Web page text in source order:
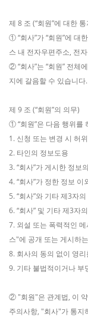
제 8 조 (“회원”에 대한 통
① “회사”가 “회원”에 대
스 내 전자우편주소, 전
② “회사”는 “회원” 전체
지에 갈음할 수 있습니다.
제 9 조 (“회원”의 의무)
① “회원”은 다음 행위를
1. 신청 또는 변경 시 허
2. 타인의 정보도용
3. “회사”가 게시한 정보
4. “회사”가 정한 정보
5. “회사”와 기타 제3자
6. “회사” 및 기타 제3자
7. 외설 또는 폭력적인
스"에 공개 또는 게시하
8. 회사의 동의 없이 영
9. 기타 불법적이거나 부
② "회원"은 관계법, 이
주의사항, "회사"가 통지